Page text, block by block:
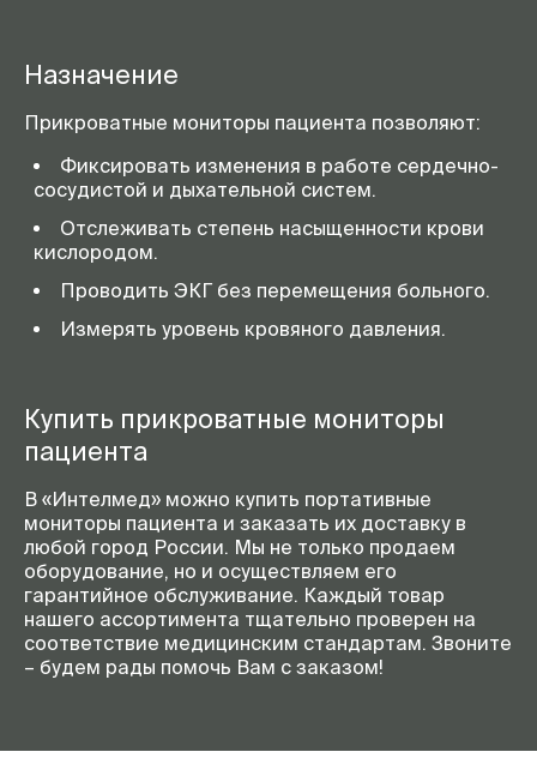
Назначение
Прикроватные мониторы пациента позволяют:
Фиксировать изменения в работе сердечно-
сосудистой и дыхательной систем.
Отслеживать степень насыщенности крови
кислородом.
Проводить ЭКГ без перемещения больного.
Измерять уровень кровяного давления.
Купить прикроватные мониторы
пациента
В «Интелмед» можно купить портативные
мониторы пациента и заказать их доставку в
любой город России. Мы не только продаем
оборудование, но и осуществляем его
гарантийное обслуживание. Каждый товар
нашего ассортимента тщательно проверен на
соответствие медицинским стандартам. Звоните
– будем рады помочь Вам с заказом!